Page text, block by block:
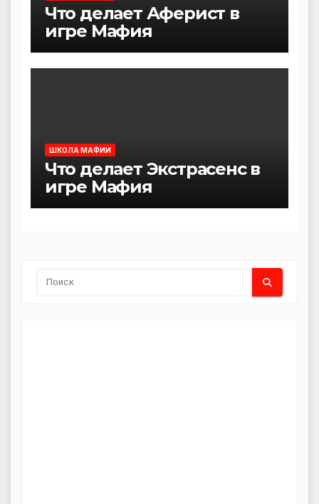
Что делает Аферист в
игре Мафия
ШКОЛА МАФИИ
Что делает Экстрасенс в
игре Мафия